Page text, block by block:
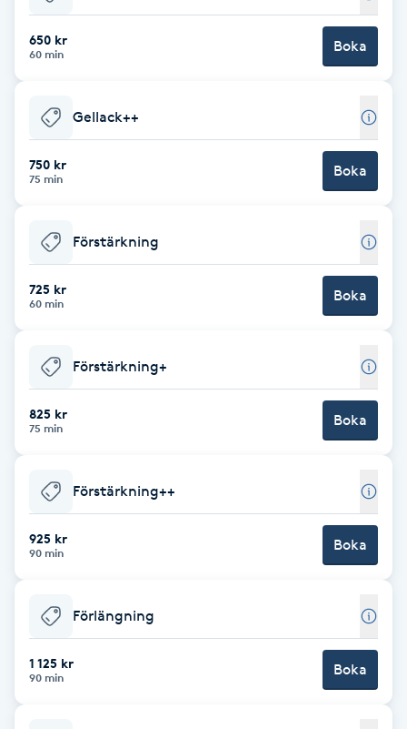
Babylights
Balayage
Barber
Barnklippning
BIAB
Blowout
Bottenfärg
Brynfärgning
Brynplockning
Celluliter
650 kr
60 min Boka
Gellack++
750 kr
75 min Boka
Förstärkning
725 kr
60 min Boka
Förstärkning+
825 kr
75 min Boka
Förstärkning++
925 kr
90 min Boka
Förlängning
1 125 kr
90 min Boka